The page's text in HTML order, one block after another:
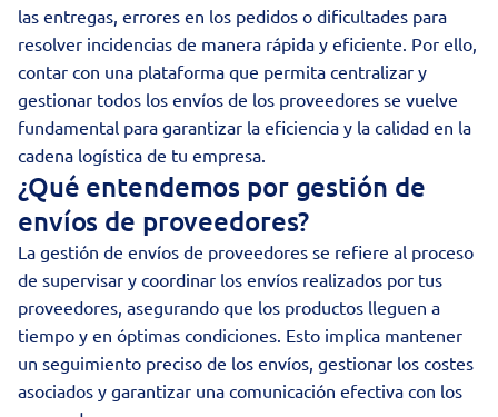
las entregas, errores en los pedidos o dificultades para
resolver incidencias de manera rápida y eficiente. Por ello,
contar con una plataforma que permita centralizar y
gestionar todos los envíos de los proveedores se vuelve
fundamental para garantizar la eficiencia y la calidad en la
cadena logística de tu empresa.
¿Qué entendemos por gestión de
envíos de proveedores?
La gestión de envíos de proveedores se refiere al proceso
de supervisar y coordinar los envíos realizados por tus
proveedores, asegurando que los productos lleguen a
tiempo y en óptimas condiciones. Esto implica mantener
un seguimiento preciso de los envíos, gestionar los costes
asociados y garantizar una comunicación efectiva con los